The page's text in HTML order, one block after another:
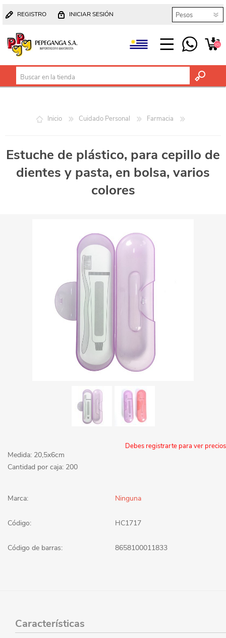
REGISTRO INICIAR SESIÓN
(0)
Inicio Cuidado Personal Farmacia
Estuche de plástico, para cepillo de
dientes y pasta, en bolsa, varios
colores
Debes registrarte para ver precios
Medida: 20,5x6cm
Cantidad por caja: 200
Marca: Ninguna
Código: HC1717
Código de barras: 8658100011833
Características